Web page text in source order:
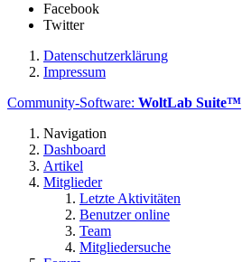
Facebook
Twitter
Datenschutzerklärung
Impressum
Community-Software: WoltLab Suite™
Navigation
Dashboard
Artikel
Mitglieder
Letzte Aktivitäten
Benutzer online
Team
Mitgliedersuche